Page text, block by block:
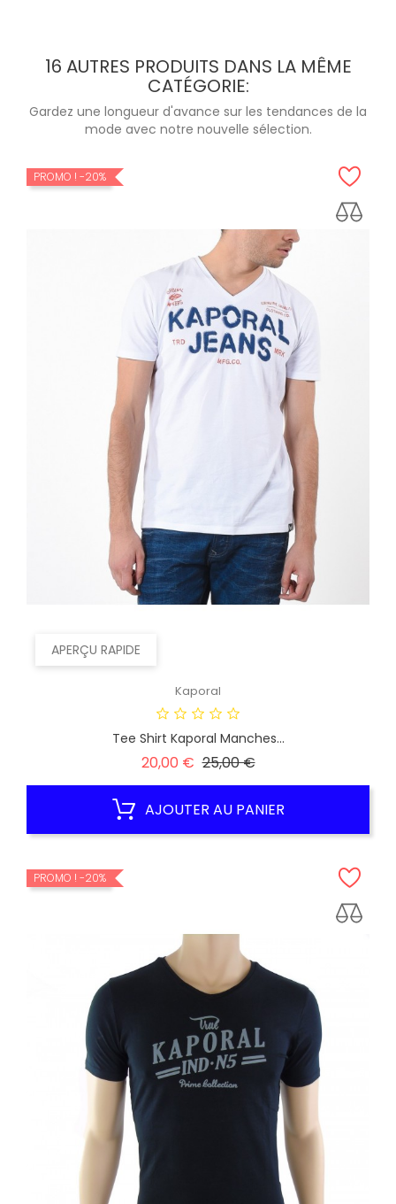
16 AUTRES PRODUITS DANS LA MÊME
CATÉGORIE:
Gardez une longueur d'avance sur les tendances de la
mode avec notre nouvelle sélection.
APERÇU RAPIDE
PROMO ! -20%
Kaporal
Tee Shirt Kaporal Manches...
20,00 € Prix
25,00 €Prix
AJOUTER AU PANIER
PROMO ! -20%